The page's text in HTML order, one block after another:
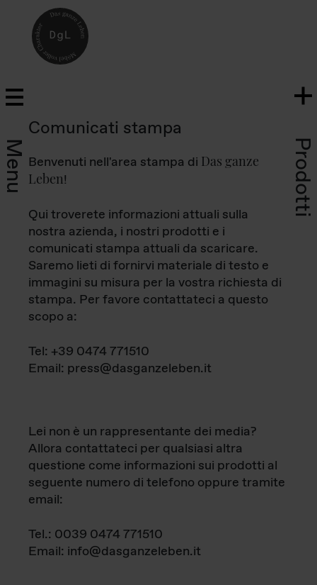
Menu Prodotti
Comunicati stampa
Benvenuti nell'area stampa di Das ganze
Leben!
Qui troverete informazioni attuali sulla
nostra azienda, i nostri prodotti e i
comunicati stampa attuali da scaricare.
Saremo lieti di fornirvi materiale di testo e
immagini su misura per la vostra richiesta di
stampa. Per favore contattateci a questo
scopo a:
Tel: +39 0474 771510
Email: press@dasganzeleben.it
Lei non è un rappresentante dei media?
Allora contattateci per qualsiasi altra
questione come informazioni sui prodotti al
seguente numero di telefono oppure tramite
email:
Tel.: 0039 0474 771510
Email: info@dasganzeleben.it